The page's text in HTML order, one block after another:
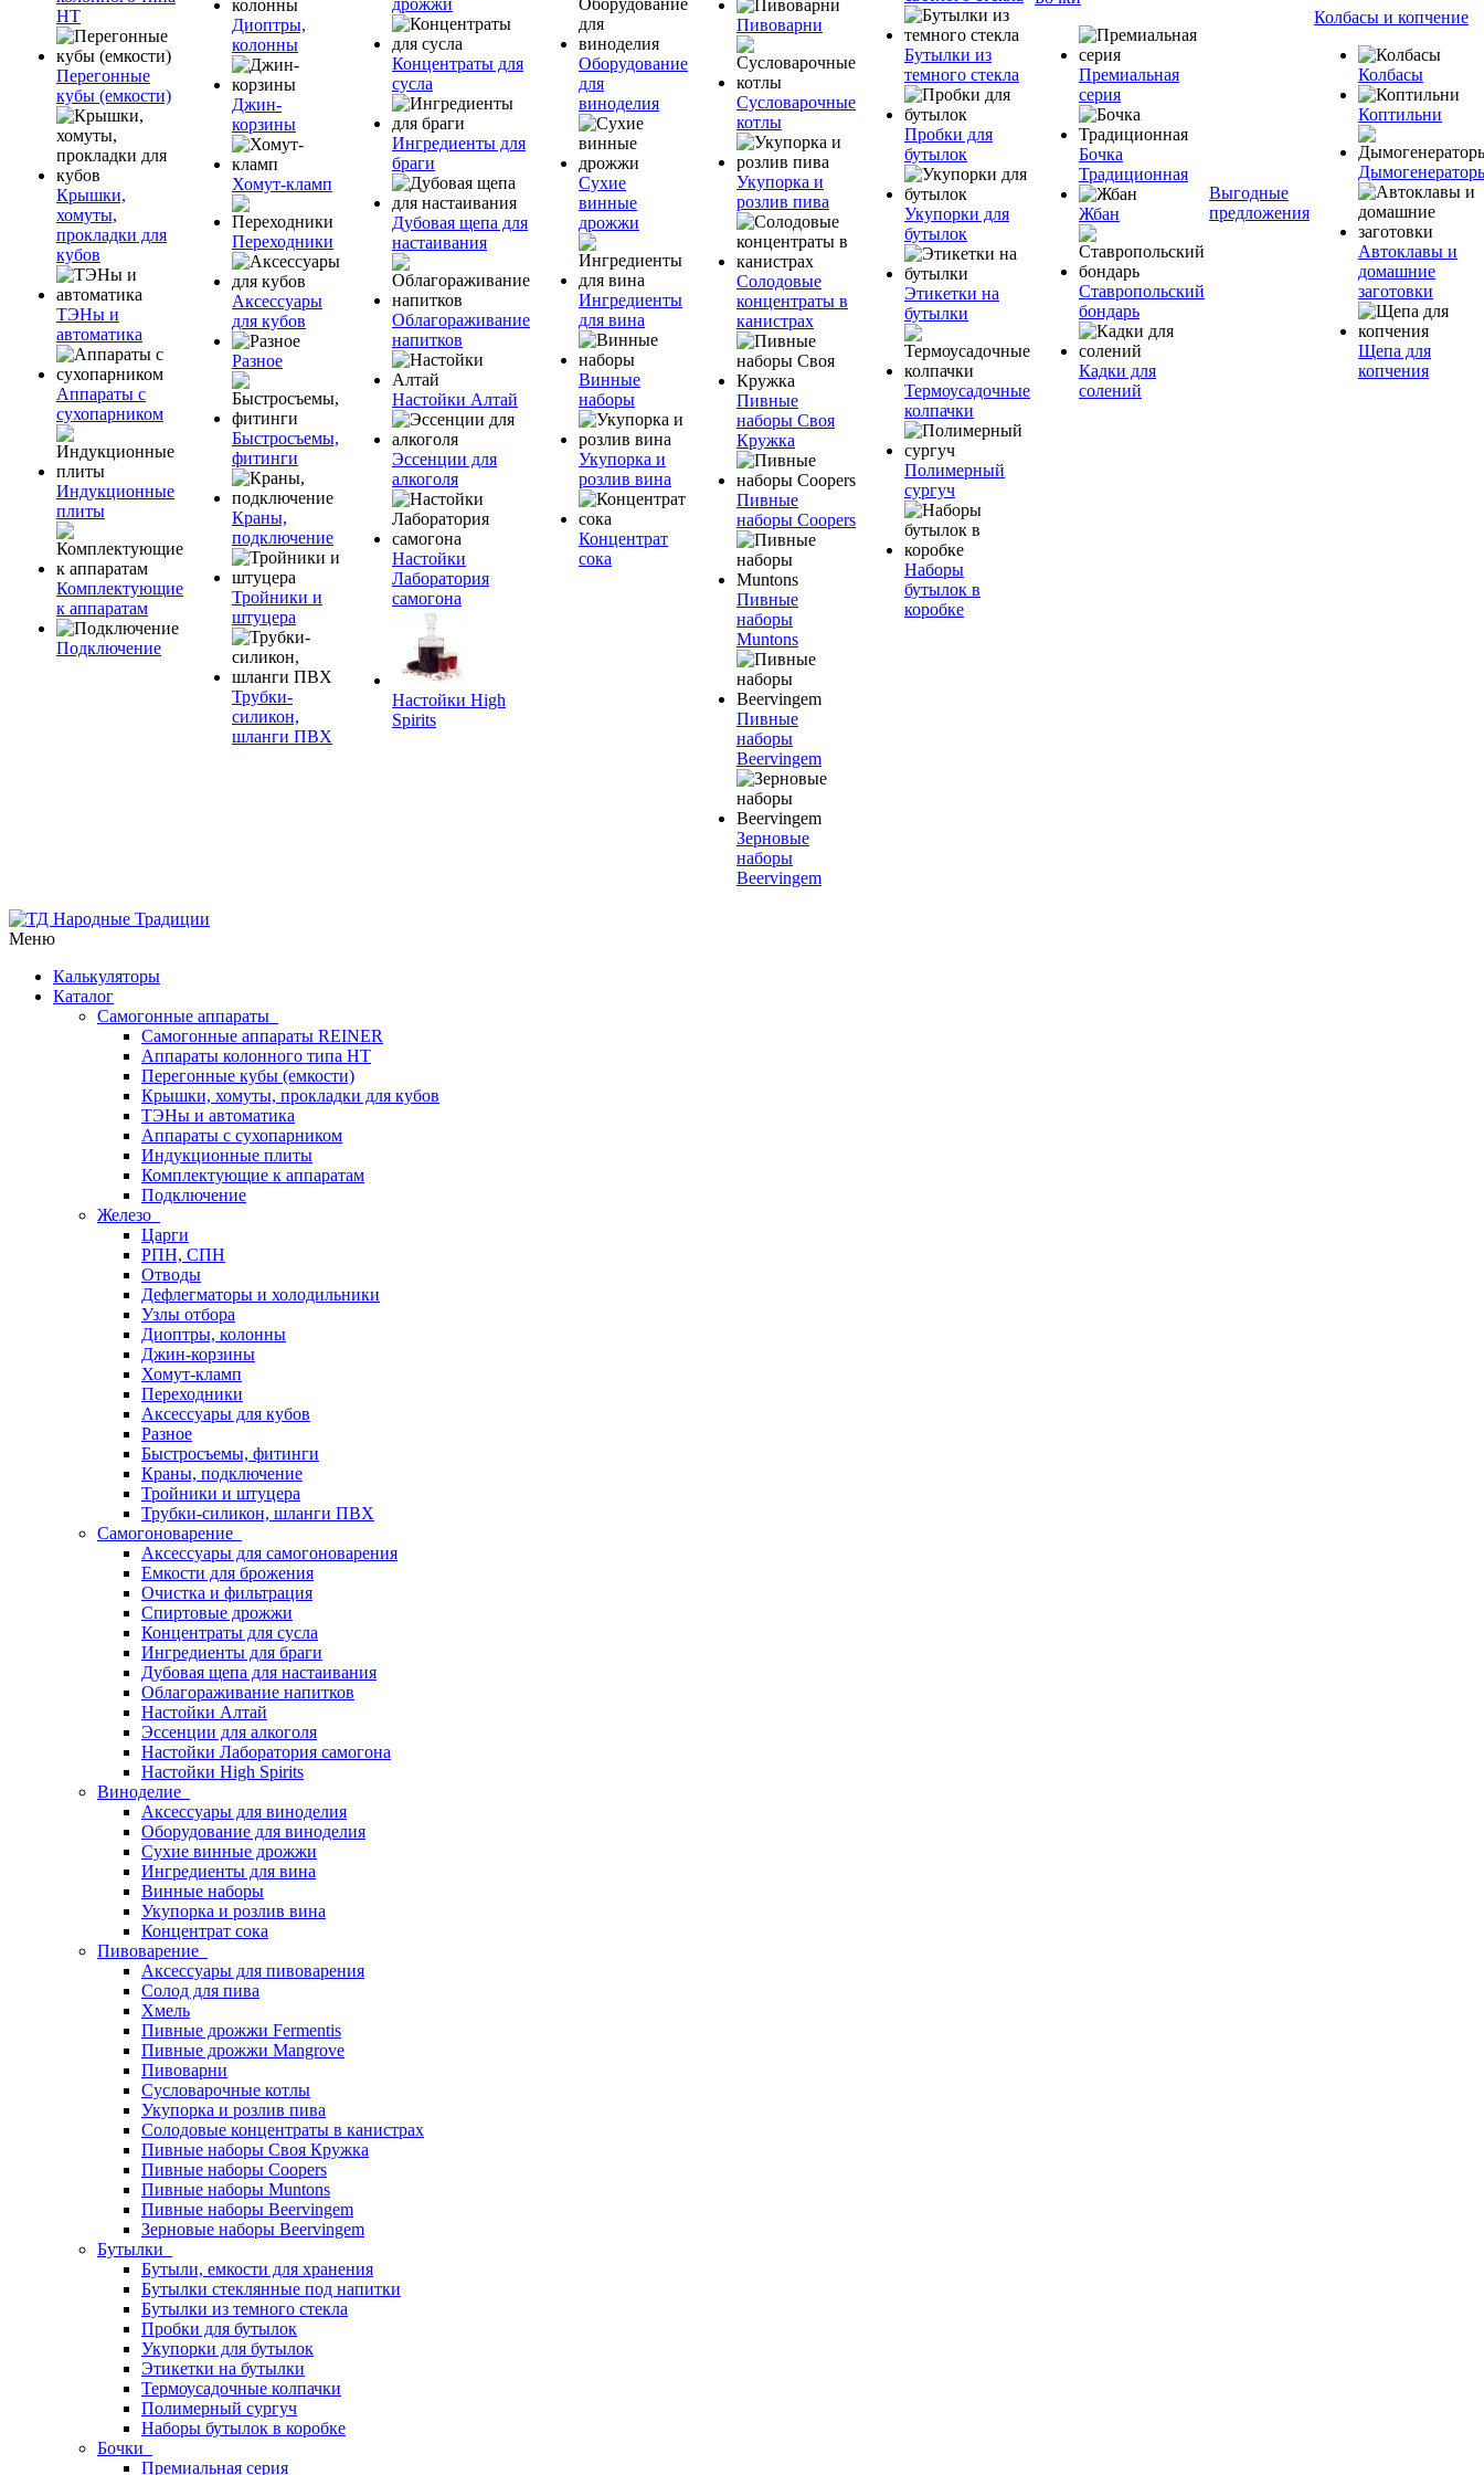
НТ
Перегонные
кубы (емкости)
Крышки,
хомуты,
прокладки для
кубов
ТЭНы и
автоматика
Аппараты с
сухопарником
Индукционные
плиты
Комплектующие
к аппаратам
Подключение
Диоптры,
колонны
Джин-
корзины
Хомут-кламп
Переходники
Аксессуары
для кубов
Разное
Быстросъемы,
фитинги
Краны,
подключение
Тройники и
штуцера
Трубки-
силикон,
шланги ПВХ
дрожжи
Концентраты для
сусла
Ингредиенты для
браги
Дубовая щепа для
настаивания
Облагораживание
напитков
Настойки Алтай
Эссенции для
алкоголя
Настойки
Лаборатория
самогона
Настойки High
Spirits
Оборудование
для
виноделия
Сухие
винные
дрожжи
Ингредиенты
для вина
Винные
наборы
Укупорка и
розлив вина
Концентрат
сока
Пивоварни
Сусловарочные
котлы
Укупорка и
розлив пива
Солодовые
концентраты в
канистрах
Пивные
наборы Своя
Кружка
Пивные
наборы Coopers
Пивные
наборы
Muntons
Пивные
наборы
Beervingem
Зерновые
наборы
Beervingem
Бутылки из
темного стекла
Пробки для
бутылок
Укупорки для
бутылок
Этикетки на
бутылки
Термоусадочные
колпачки
Полимерный
сургуч
Наборы
бутылок в
коробке
Премиальная
серия
Бочка
Традиционная
Жбан
Ставропольский
бондарь
Кадки для
солений
Выгодные
предложения
Колбасы и копчение
Колбасы
Коптильни
Автоклавы и
домашние
заготовки
Щепа для
копчения
Меню
Калькуляторы
Каталог
Самогонные аппараты
Самогонные аппараты REINER
Аппараты колонного типа НТ
Перегонные кубы (емкости)
Крышки, хомуты, прокладки для кубов
ТЭНы и автоматика
Аппараты с сухопарником
Индукционные плиты
Комплектующие к аппаратам
Подключение
Железо
Царги
РПН, СПН
Отводы
Дефлегматоры и холодильники
Узлы отбора
Диоптры, колонны
Джин-корзины
Хомут-кламп
Переходники
Аксессуары для кубов
Разное
Быстросъемы, фитинги
Краны, подключение
Тройники и штуцера
Трубки-силикон, шланги ПВХ
Самогоноварение
Аксессуары для самогоноварения
Емкости для брожения
Очистка и фильтрация
Спиртовые дрожжи
Концентраты для сусла
Ингредиенты для браги
Дубовая щепа для настаивания
Облагораживание напитков
Настойки Алтай
Эссенции для алкоголя
Настойки Лаборатория самогона
Настойки High Spirits
Виноделие
Аксессуары для виноделия
Оборудование для виноделия
Сухие винные дрожжи
Ингредиенты для вина
Винные наборы
Укупорка и розлив вина
Концентрат сока
Пивоварение
Аксессуары для пивоварения
Солод для пива
Хмель
Пивные дрожжи Fermentis
Пивные дрожжи Mangrove
Пивоварни
Сусловарочные котлы
Укупорка и розлив пива
Солодовые концентраты в канистрах
Пивные наборы Своя Кружка
Пивные наборы Coopers
Пивные наборы Muntons
Пивные наборы Beervingem
Зерновые наборы Beervingem
Бутылки
Бутыли, емкости для хранения
Бутылки стеклянные под напитки
Бутылки из темного стекла
Пробки для бутылок
Укупорки для бутылок
Этикетки на бутылки
Термоусадочные колпачки
Полимерный сургуч
Наборы бутылок в коробке
Бочки
Премиальная серия